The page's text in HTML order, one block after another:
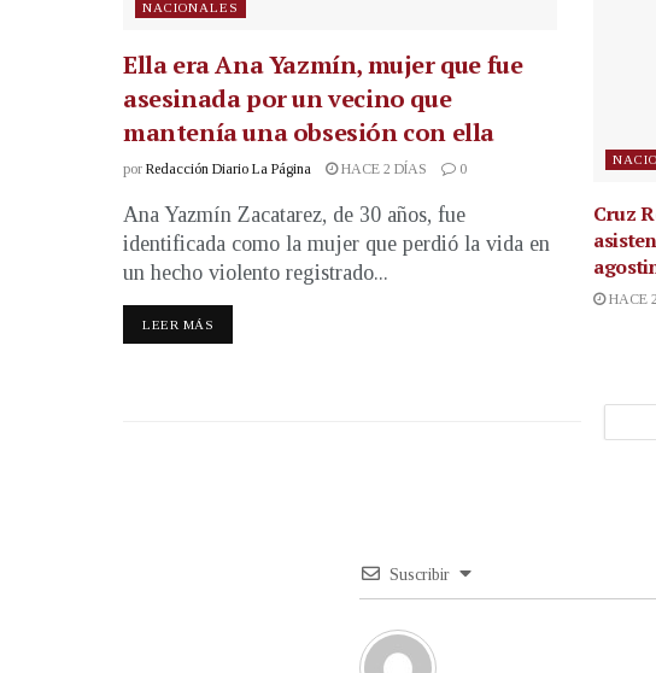
NACIONALES
Ella era Ana Yazmín, mujer que fue
asesinada por un vecino que
mantenía una obsesión con ella
por Redacción Diario La Página HACE 2 DÍAS 0
Ana Yazmín Zacatarez, de 30 años, fue
identificada como la mujer que perdió la vida en
un hecho violento registrado...
LEER MÁS
Cruz
HACE
Suscribir